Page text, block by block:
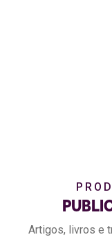
Artigos, livros e